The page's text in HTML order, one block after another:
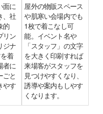
面に
、社
的
リン
ジナ
着
者に
ごと
やす
屋外の物販スペース
や肌寒い会場内でも
1枚で着こなし可
能。イベント名や
「スタッフ」の文字
を大きく印刷すれば
来場客がスタッフを
見つけやすくなり、
誘導や案内もしやす
くなります。